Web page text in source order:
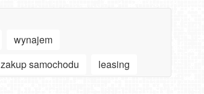
wynajem
zakup samochodu leasing